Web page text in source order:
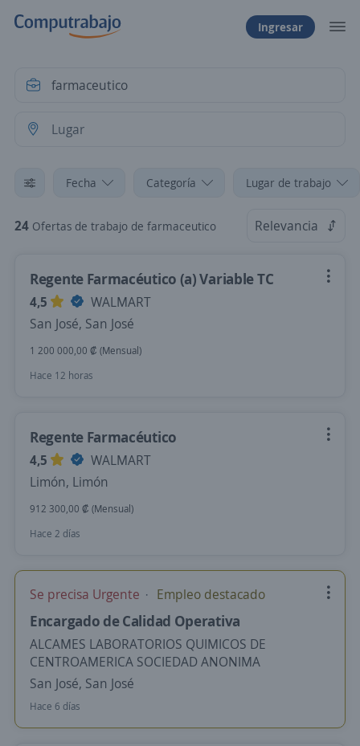
Ingresar
Fecha Categoría Lugar de trabajo
24 Ofertas de trabajo de farmaceutico Relevancia
Regente Farmacéutico (a) Variable TC
4,5
WALMART
San José, San José
1 200 000,00 ₡ (Mensual)
Hace 12 horas
Regente Farmacéutico
4,5
WALMART
Limón, Limón
912 300,00 ₡ (Mensual)
Hace 2 días
Se precisa Urgente Empleo destacado
Encargado de Calidad Operativa
ALCAMES LABORATORIOS QUIMICOS DE
CENTROAMERICA SOCIEDAD ANONIMA
San José, San José
Hace 6 días